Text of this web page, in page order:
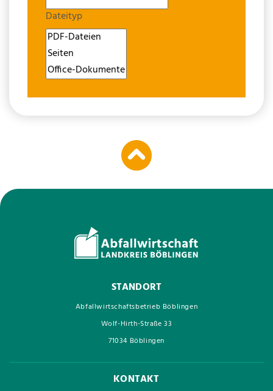
Dateityp
STANDORT
Abfallwirtschaftsbetrieb Böblingen
Wolf-Hirth-Straße 33
71034 Böblingen
KONTAKT